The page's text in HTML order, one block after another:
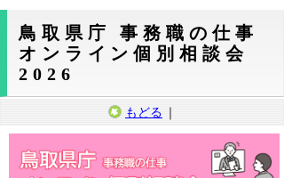
鳥取県庁 事務職の仕事
オンライン個別相談会
2026
もどる ｜